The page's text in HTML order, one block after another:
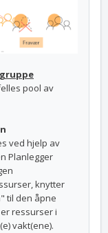
gruppe
pool av
ved hjelp av
Planlegger
knytter
til den åpne
ressurser i
vakt(ene).